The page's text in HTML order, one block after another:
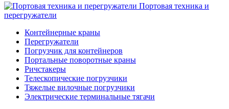
Портовая техника и
перегружатели
Контейнерные краны
Перегружатели
Погрузчик для контейнеров
Портальные поворотные краны
Ричстакеры
Телескопические погрузчики
Тяжелые вилочные погрузчики
Электрические терминальные тягачи